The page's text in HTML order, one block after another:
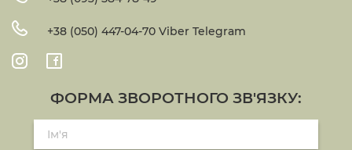
+38 (050) 447-04-70 Viber Telegram
ФОРМА ЗВОРОТНОГО ЗВ'ЯЗКУ: